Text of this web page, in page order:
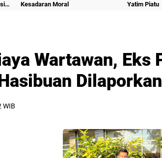
Kesadaran Moral
Yatim Piatu
Wartawan, Eks
WIB